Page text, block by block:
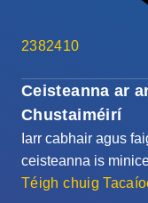
Ceisteanna ar
Chustaiméirí
Iarr cabhair agus
ceisteanna is
Téigh chuig
2382410